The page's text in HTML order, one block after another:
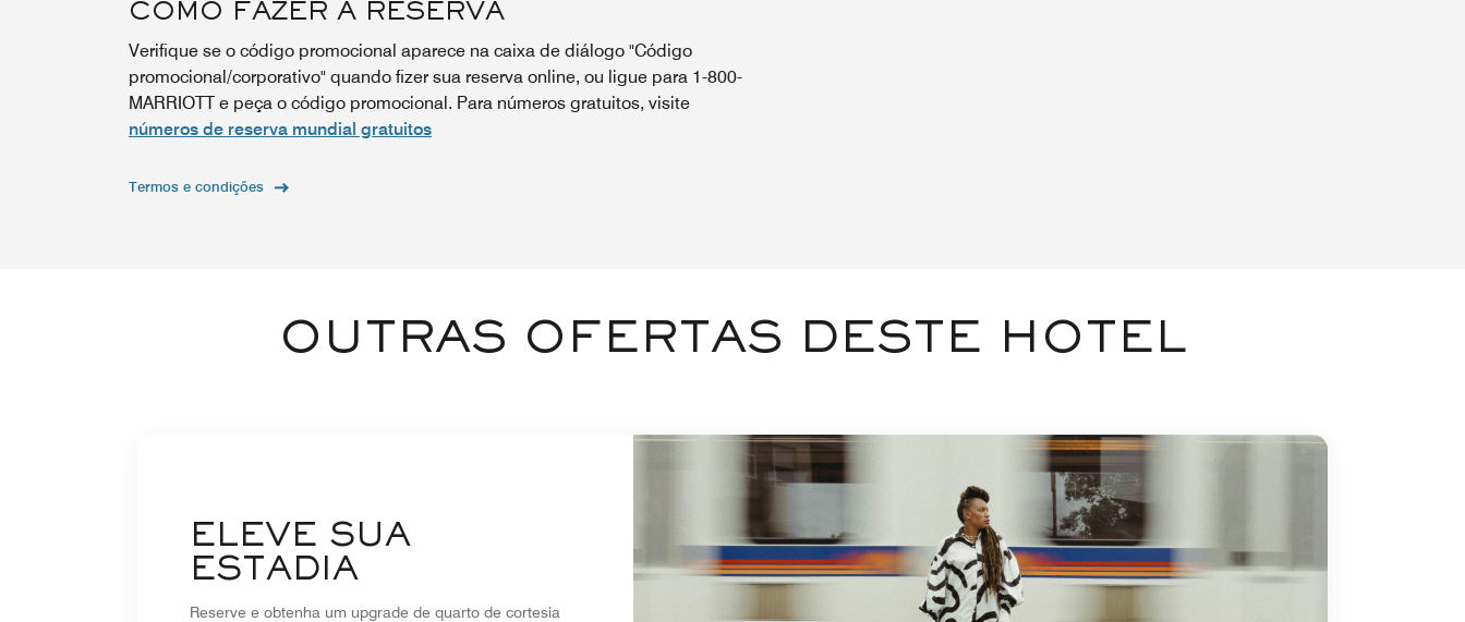
COMO FAZER A RESERVA
Verifique se o código promocional aparece na caixa de diálogo "Código
promocional/corporativo" quando fizer sua reserva online, ou ligue para 1-800-
MARRIOTT e peça o código promocional. Para números gratuitos, visite
números de reserva mundial gratuitos
Termos e condições
OUTRAS OFERTAS DESTE HOTEL
ELEVE SUA
ESTADIA
Reserve e obtenha um upgrade de quarto de cortesia